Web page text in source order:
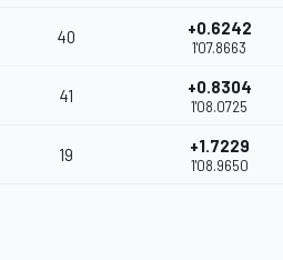
40 +0.6242
1'07.8663
41 +0.8304
1'08.0725
19 +1.7229
1'08.9650